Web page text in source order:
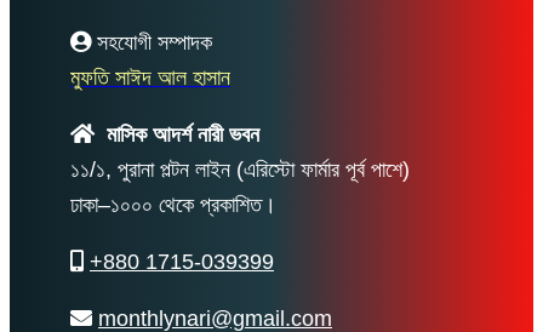
সহযোগী সম্পাদক
মুফতি সাঈদ আল হাসান
মাসিক আদর্শ নারী ভবন
১১/১, পুরানা পল্টন লাইন (এরিস্টো ফার্মার পূর্ব পাশে)
ঢাকা–১০০০ থেকে প্রকাশিত।
+880 1715-039399
monthlynari@gmail.com